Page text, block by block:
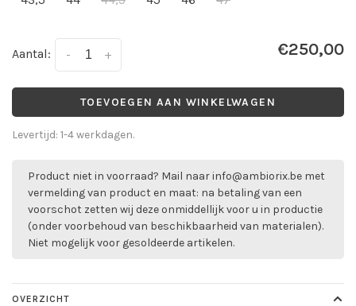
Aantal: +
- €250,00
TOEVOEGEN AAN WINKELWAGEN
Levertijd: 1-4 werkdagen.
Product niet in voorraad? Mail naarinfo@ambiorix.be met
vermelding van product en maat: na betaling van een
voorschot zetten wij deze onmiddellijk voor u in productie
(onder voorbehoud van beschikbaarheid van materialen).
Niet mogelijk voor gesoldeerde artikelen.
OVERZICHT